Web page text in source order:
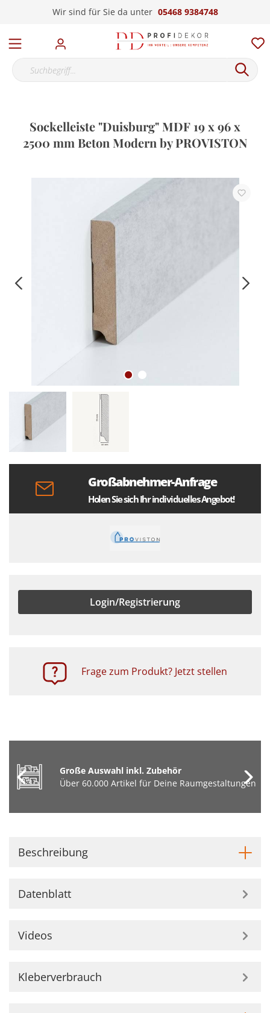
Wir sind für Sie da unter 05468 9384748
Sockelleiste "Duisburg" MDF 19 x 96 x
2500 mm Beton Modern by PROVISTON
Großabnehmer-Anfrage
Holen Sie sich Ihr individuelles Angebot!
Login/Registrierung
Frage zum Produkt? Jetzt stellen
Große Auswahl inkl. Zubehör
Über 60.000 Artikel für Deine Raumgestaltungen
Beschreibung
Datenblatt
Videos
Kleberverbrauch